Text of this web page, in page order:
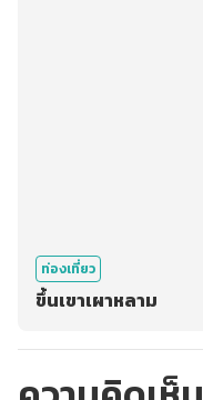
ท่องเที่ยว
ขึ้นเขาเผาหลาม